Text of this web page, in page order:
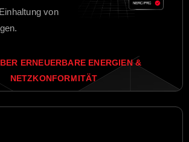
von
ERNEUERBARE ENERGIEN &
NETZKONFORMITÄT